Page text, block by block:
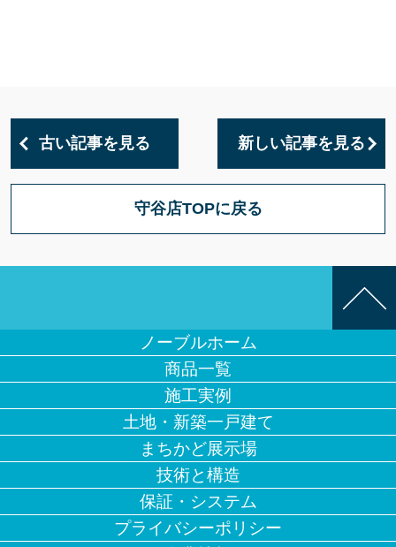
古い記事を見る 新しい記事を見る
守谷店TOPに戻る
ノーブルホーム
商品一覧
施工実例
土地・新築一戸建て
まちかど展示場
技術と構造
保証・システム
プライバシーポリシー